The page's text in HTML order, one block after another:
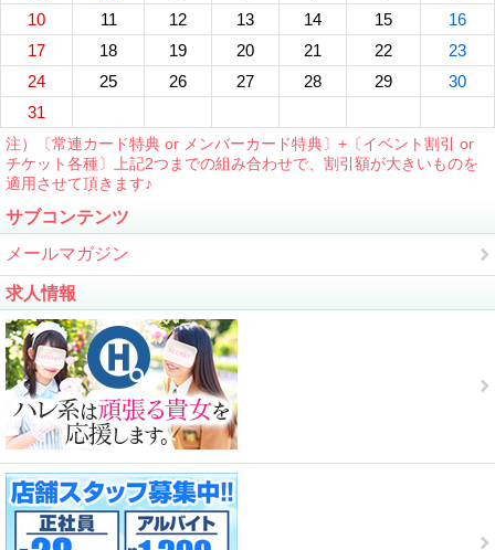
10
11 12 13 14 15
16
17
18 19 20 21 22
23
24
25 26 27 28 29
30
31
注）〔常連カード特典 or メンバーカード特典〕+〔イベント割引 or
チケット各種〕上記2つまでの組み合わせで、割引額が大きいものを
適用させて頂きます♪
サブコンテンツ
メールマガジン
求人情報